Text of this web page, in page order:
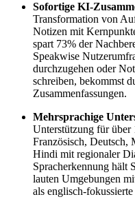
Sofortige KI-
Transformation von
Notizen mit
spart 73% der
Speakwise
durchzugehen oder
schreiben, bekommst
Zusammenfassungen.
Mehrsprachige
Unterstützung für über
Französisch, Deutsch,
Hindi mit regionaler
Spracherkennung hält
lauten Umgebungen
als englisch-